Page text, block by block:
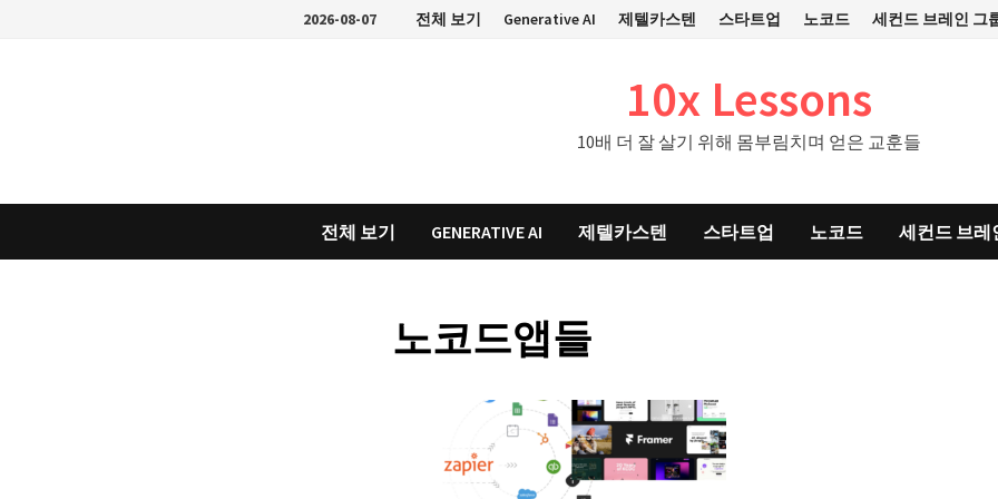
2026-08-07 전체 보기 Generative AI 제텔카스텐 스타트업 노코드 세컨드 브레인 그
10x Lessons
10배 더 잘 살기 위해 몸부림치며 얻은 교훈들
전체 보기 GENERATIVE AI 제텔카스텐 스타트업 노코드 세컨드 브레
노코드앱들